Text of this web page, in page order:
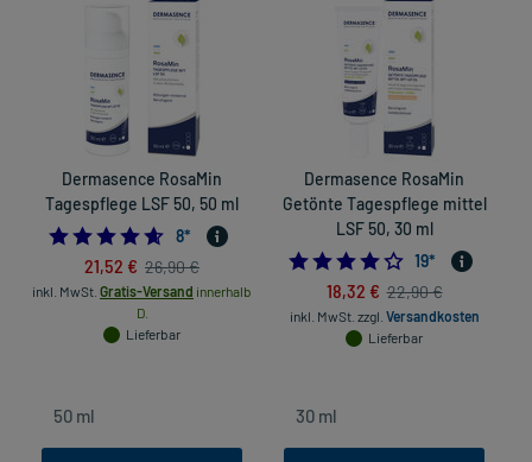
Dermasence RosaMin
Tagespflege LSF 50, 50 ml
4.625
8*
21,52 € 26,90 €
inkl. MwSt. Gratis-Versand innerhalb
D.
Lieferbar
Dermasence RosaMin
Getönte Tagespflege mittel
LSF 50, 30 ml
19*
18,32 € 22,90 €
inkl. MwSt. zzgl. Versandkosten
Lieferbar